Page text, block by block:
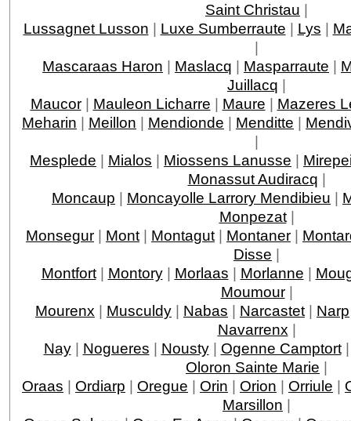
Saint Christau |
Lussagnet Lusson | Luxe Sumberraute | Lys |
|
Mascaraas Haron | Maslacq | Masparraute |
Juillacq |
Maucor| Mauleon Licharre | Maure | Mazeres
Meharin | Meillon | Mendionde | Menditte |
|
Mesplede | Mialos | Miossens Lanusse |
Monassut Audiracq |
Moncaup | Moncayolle Larrory Mendibieu |
Monpezat|
Monsegur | Mont | Montagut | Montaner |
Disse |
Montfort| Montory| Morlaas | Morlanne |
Moumour|
Mourenx | Musculdy | Nabas | Narcastet | Narp
Navarrenx |
Nay| Nogueres | Nousty| Ogenne Camptort
Oloron Sainte Marie |
Oraas | Ordiarp | Oregue | Orin | Orion | Orriule |
Marsillon |